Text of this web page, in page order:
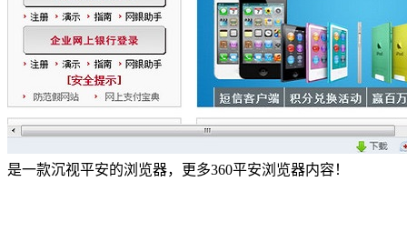
是一款沉视平安的浏览器，更多360平安浏览器内容！